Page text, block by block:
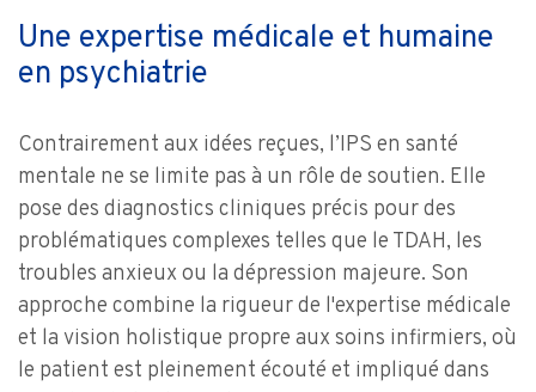
Une expertise médicale et humaine
en psychiatrie
Contrairement aux idées reçues, l’IPS en santé
mentale ne se limite pas à un rôle de soutien. Elle
pose des diagnostics cliniques précis pour des
problématiques complexes telles que le TDAH, les
troubles anxieux ou la dépression majeure. Son
approche combine la rigueur de l'expertise médicale
et la vision holistique propre aux soins infirmiers, où
le patient est pleinement écouté et impliqué dans